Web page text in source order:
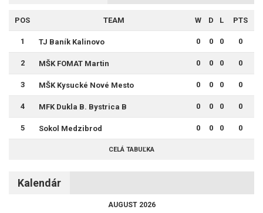
POS TEAM W D L PTS
1 TJ Baník Kalinovo 0 0 0 0
2 MŠK FOMAT Martin 0 0 0 0
3 MŠK Kysucké Nové Mesto 0 0 0 0
4 MFK Dukla B. Bystrica B 0 0 0 0
5 Sokol Medzibrod 0 0 0 0
CELÁ TABUĽKA
Kalendár
AUGUST 2026